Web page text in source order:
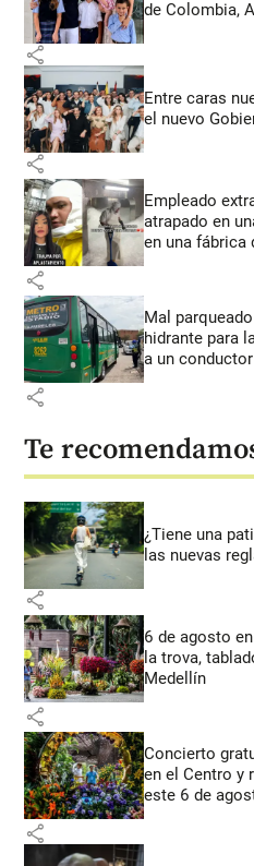
de Colombia,
share
Entre caras
el nuevo
share
Empleado
atrapado en
en una fábrica
share
Mal
hidrante para
a un
share
Te
¿Tiene una
las nuevas
share
6 de agosto
la trova,
Medellín
share
Concierto
en el Centro y
este 6 de
share